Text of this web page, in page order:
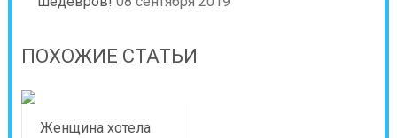
ПОХОЖИЕ СТАТЬИ
Женщина хотела